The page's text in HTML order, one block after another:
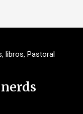
, libros, Pastoral